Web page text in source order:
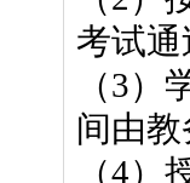
考试
（3）
间由
（4）